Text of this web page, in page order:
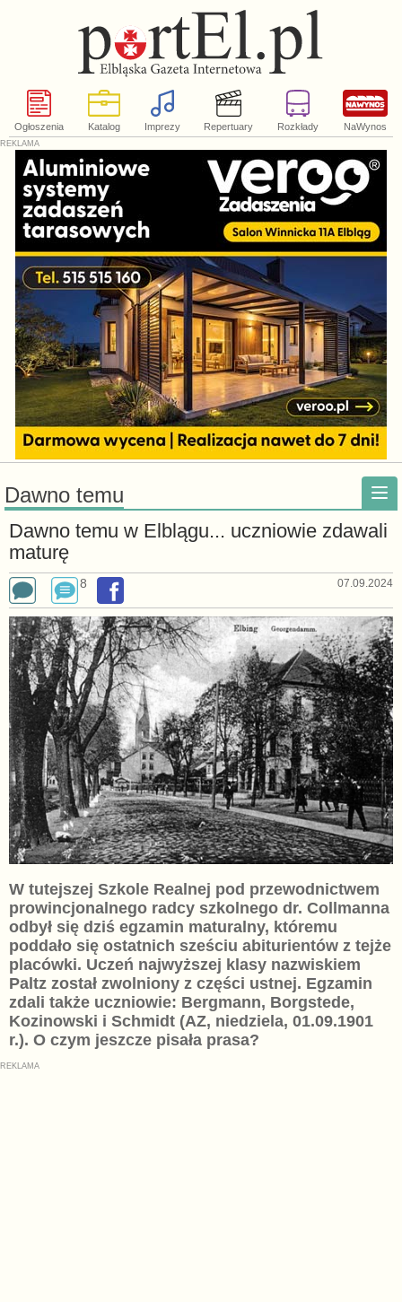
Ogłoszenia Katalog Imprezy Repertuary Rozkłady NaWynos
Dawno temu
Dawno temu w Elblągu... uczniowie zdawali
maturę
8 07.09.2024
W tutejszej Szkole Realnej pod przewodnictwem
prowincjonalnego radcy szkolnego dr. Collmanna
odbył się dziś egzamin maturalny, któremu
poddało się ostatnich sześciu abiturientów z tejże
placówki. Uczeń najwyższej klasy nazwiskiem
Paltz został zwolniony z części ustnej. Egzamin
zdali także uczniowie: Bergmann, Borgstede,
Kozinowski i Schmidt (AZ, niedziela, 01.09.1901
r.). O czym jeszcze pisała prasa?